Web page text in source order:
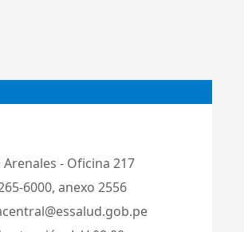
- Oficina 217
6000, anexo 2556